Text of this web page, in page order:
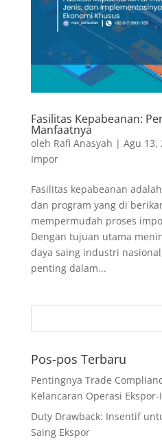
Fasilitas Kepabeanan:
Manfaatnya
oleh Rafi Anasyah | Agu 13,
Impor
Fasilitas kepabeanan
dan program yang di
mempermudah proses
Dengan tujuan utama
daya saing industri
penting dalam...
Pos-pos Terbaru
Pentingnya Trade
Kelancaran Operasi
Duty Drawback: Insentif
Saing Ekspor